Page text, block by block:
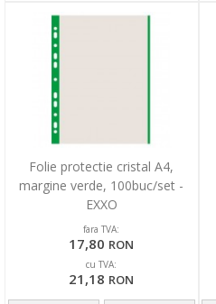
Folie protectie cristal A4,
margine verde, 100buc/set -
EXXO
fara TVA:
17,80 RON
cu TVA:
21,18 RON